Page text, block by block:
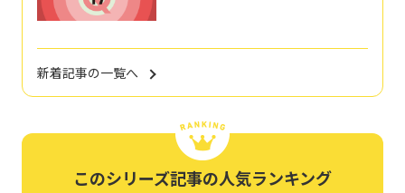
新着記事の一覧へ
このシリーズ記事の人気ランキング